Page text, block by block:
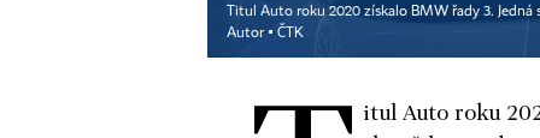
Titul Auto roku 2020 získalo BMW řady 3.
Autor ▪ ČTK
itul Auto roku